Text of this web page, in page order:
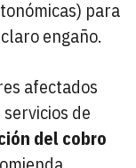
para
engaño.
afectados
de
del cobro